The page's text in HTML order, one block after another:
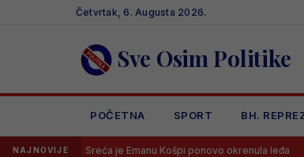
Četvrtak, 6. Augusta 2026.
Sve Osim Politike
POČETNA SPORT BH.
NAJNOVIJE
Sreća je Emanu Košpi ponovo okrenula leđa